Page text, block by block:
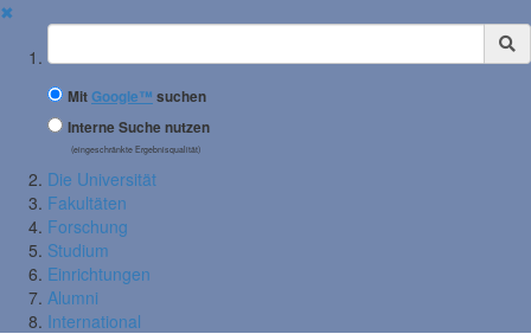
✖
Suchbegriff
MitGoogle™ suchen
Interne Suche nutzen
(eingeschränkte Ergebnisqualität)
Die Universität
Fakultäten
Forschung
Studium
Einrichtungen
Alumni
International